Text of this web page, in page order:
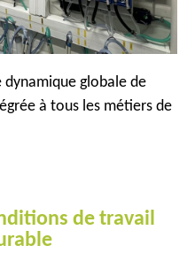
globale de
à tous les métiers de
de travail